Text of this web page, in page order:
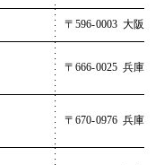
〒596-0003 大阪府
〒666-0025 兵庫県
〒670-0976 兵庫県